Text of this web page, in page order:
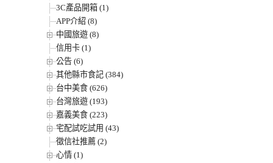
3C產品開箱 (1)
APP介紹 (8)
中國旅遊 (8)
信用卡 (1)
公告 (6)
其他縣市食記 (384)
台中美食 (626)
台灣旅遊 (193)
嘉義美食 (223)
宅配試吃試用 (43)
徵信社推薦 (2)
心情 (1)